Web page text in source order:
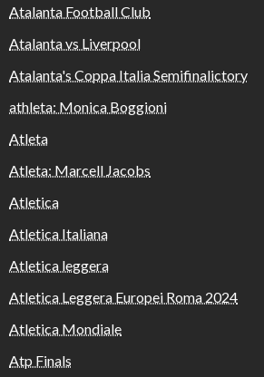
Atalanta Football Club
Atalanta vs Liverpool
Atalanta's Coppa Italia Semifinalictory
athleta: Monica Boggioni
Atleta
Atleta: Marcell Jacobs
Atletica
Atletica Italiana
Atletica leggera
Atletica Leggera Europei Roma 2024
Atletica Mondiale
Atp Finals